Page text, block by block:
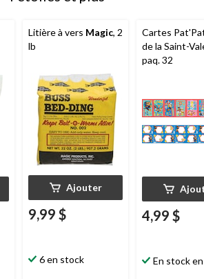
Litière à vers Magic, 2
lb
Ajouter
9,99 $
6 en stock
Cartes
de la Saint-
paq. 32
4,99 $
En stock